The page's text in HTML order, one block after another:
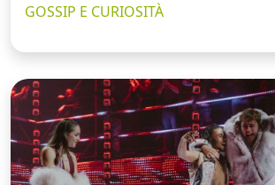
GOSSIP E CURIOSITÀ